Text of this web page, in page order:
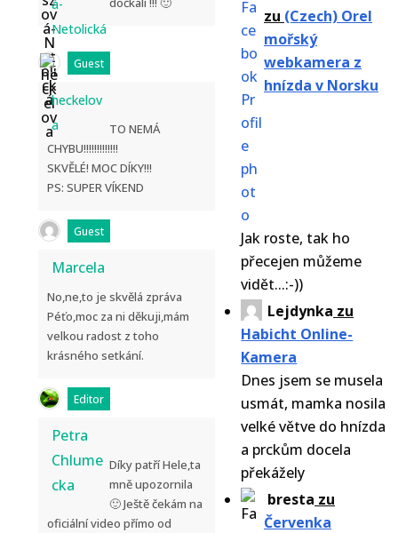
zu (Czech) Orel
mořský
webkamera z
hnízda v Norsku
Jak roste, tak ho
přecejen můžeme
vidět...:-))
Lejdynka zu
Habicht Online-
Kamera
Dnes jsem se musela
usmát, mamka nosila
velké větve do hnízda
a prckům docela
překážely
bresta zu
Červenka
á-
Netolická
Guest
heckelov
a
TO NEMÁ
CHYBU!!!!!!!!!!!!!
SKVĚLÉ! MOC DÍKY!!!
PS: SUPER VÍKEND
Guest
Marcela
No,ne,to je skvělá zpráva
Péťo,moc za ni děkuji,mám
velkou radost z toho
krásného setkání.
Editor
Petra
Chlume
cka
Díky patří Hele,ta
mně upozornila
🙂 Ještě čekám na
oficiální video přímo od